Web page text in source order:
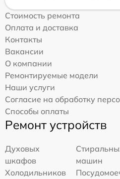
Стоимость ремонта
Оплата и доставка
Контакты
Вакансии
О компании
Ремонтируемые модели
Наши услуги
Согласие на обработку
Способы оплаты
Ремонт устройств
Духовых
шкафов
машин
Холодильников